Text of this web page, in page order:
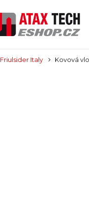
Friulsider Italy Kovová